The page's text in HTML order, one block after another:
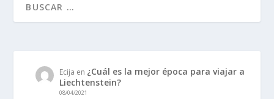
Ecija en ¿Cuál es la mejor época para viajar a
Liechtenstein?
08/04/2021